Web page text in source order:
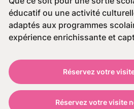
éducatif ou une activité
adaptés aux programmes
expérience enrichissante et
Réservez votre
Réservez votre visite